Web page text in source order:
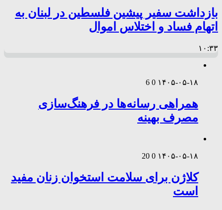
بازداشت سفیر پیشین فلسطین در لبنان به
اتهام فساد و اختلاس اموال
۱۰:۳۳
۱۴۰۵-۰۵-۱۸ 0
6
همراهی رسانه‌ها در فرهنگ‌سازی
مصرف بهینه
۱۴۰۵-۰۵-۱۸ 0
20
کلاژن برای سلامت استخوان زنان مفید
است